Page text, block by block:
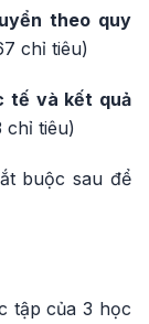
theo quy
chỉ tiêu)
tế và kết quả
chỉ tiêu)
buộc sau để
tập của 3 học